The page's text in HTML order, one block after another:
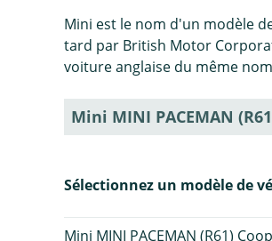
Mini est le nom d'un modèle
tard par British Motor
voiture anglaise du même
Mini MINI PACEMAN
Sélectionnez un modèle de
Mini MINI PACEMAN (R61)